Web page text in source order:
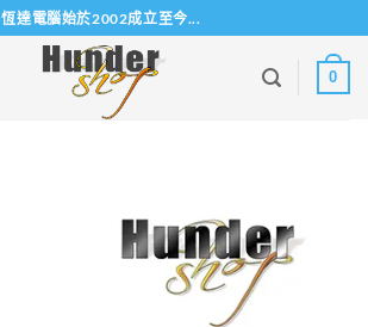
恆達電腦始於2002成立至今...
0